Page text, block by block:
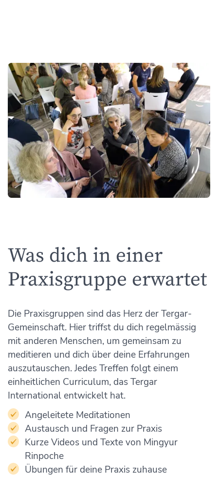
Was dich in einer
Praxisgruppe erwartet
Die Praxisgruppen sind das Herz der Tergar-
Gemeinschaft. Hier triffst du dich regelmässig
mit anderen Menschen, um gemeinsam zu
meditieren und dich über deine Erfahrungen
auszutauschen. Jedes Treffen folgt einem
einheitlichen Curriculum, das Tergar
International entwickelt hat.
Angeleitete Meditationen
Austausch und Fragen zur Praxis
Kurze Videos und Texte von Mingyur
Rinpoche
Übungen für deine Praxis zuhause